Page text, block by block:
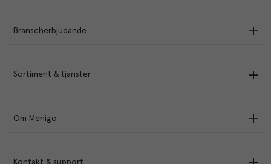
Branscherbjudande
Sortiment & tjänster
Om Menigo
Kontakt & support